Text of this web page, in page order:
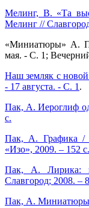
Мелинг, В. «Та
Мелинг //
«Миниатюры» А.
мая. - С. 1;
Наш земляк с новой
- 17 августа. - С. 1 .
Пак, А. Иероглиф
с.
Пак, А. Графика
«Изо», 2009. – 152 с.
Пак, А. Лирика:
Славгород; 2008. –
Пак, А. Миниатюры